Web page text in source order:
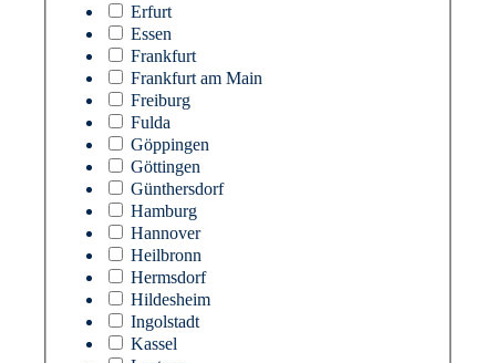
Erfurt
Essen
Frankfurt
Frankfurt am Main
Freiburg
Fulda
Göppingen
Göttingen
Günthersdorf
Hamburg
Hannover
Heilbronn
Hermsdorf
Hildesheim
Ingolstadt
Kassel